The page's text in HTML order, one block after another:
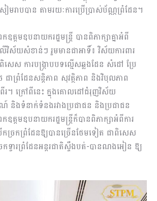
រាបបាន តាមរយៈការប្រើប្រាស់ប័ណ្ណព្រំដែន។
ត្តមឧបនាយករដ្ឋមន្ត្រី បានពិភាក្សាគ្នាអំពី
ើវិស័យសំខាន់ៗ រួមមានជាអាទិ៍៖ វិស័យការពារ
េស ការបង្ក្រាបបទល្មើសឆ្លងដែន សំដៅ ប្រែ
ជាព្រំដែនសន្ដិភាព សុវត្ថិភាព និងវិបុលភាព
រ។ ក្រៅពីនេះ ក្នុងគោលដៅជំរុញវិស័យ
និងទំនាក់ទំនងរវាងប្រជាជន និងប្រជាជន
ត្តមឧបនាយករដ្ឋមន្ត្រីក៏បានពិភាក្សាអំពីការ
កច្រកព្រំដែនឱ្យបានច្រើនថែមទៀត ជាពិសេស
រកទ្វារព្រំដែនអន្តរជាតិស្ទឹងបត់-បានណងអៀន ឱ្យ